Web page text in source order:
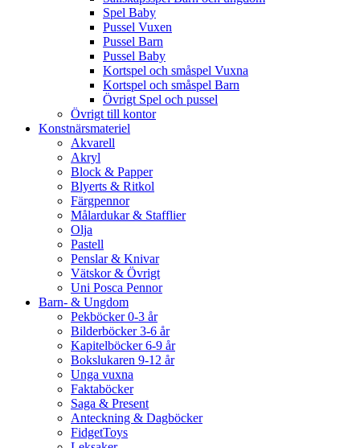
Spel Baby
Pussel Vuxen
Pussel Barn
Pussel Baby
Kortspel och småspel Vuxna
Kortspel och småspel Barn
Övrigt Spel och pussel
Övrigt till kontor
Konstnärsmateriel
Akvarell
Akryl
Block & Papper
Blyerts & Ritkol
Färgpennor
Målardukar & Stafflier
Olja
Pastell
Penslar & Knivar
Vätskor & Övrigt
Uni Posca Pennor
Barn- & Ungdom
Pekböcker 0-3 år
Bilderböcker 3-6 år
Kapitelböcker 6-9 år
Bokslukaren 9-12 år
Unga vuxna
Faktaböcker
Saga & Present
Anteckning & Dagböcker
FidgetToys